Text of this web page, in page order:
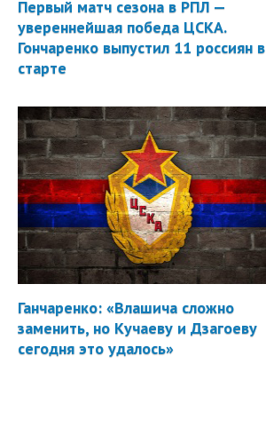
Первый матч сезона в РПЛ —
увереннейшая победа ЦСКА.
Гончаренко выпустил 11 россиян в
старте
Ганчаренко: «Влашича сложно
заменить, но Кучаеву и Дзагоеву
сегодня это удалось»